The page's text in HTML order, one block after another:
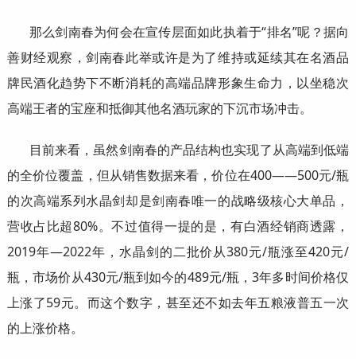
那么剑南春为何会在宣传层面如此执着于“排名”呢？据向
善财经观察，剑南春此举或许是为了维持或延续其在名酒品
牌民酒化趋势下不断消耗的高端品牌形象生命力，以坐稳次
高端王者的宝座和抵御其他名酒玩家的下沉市场冲击。
目前来看，虽然剑南春的产品结构也实现了从高端到低端
的全价位覆盖，但从销售数据来看，价位在400——500元/瓶
的次高端系列水晶剑却是剑南春唯一的战略级核心大单品，
营收占比超80%。不过值得一提的是，有白酒经销商透露，
2019年—2022年，水晶剑的二批价从380元/瓶涨至420元/
瓶，市场价从430元/瓶到如今的489元/瓶，3年多时间价格仅
上涨了59元。而这个数字，甚至还不如去年五粮液普五一次
的上涨价格。